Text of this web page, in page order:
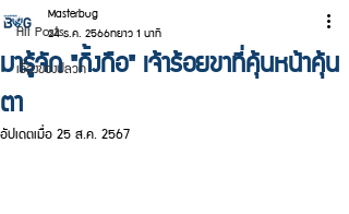
All Posts
เรื่องของปลวก
มารู้จัก "กิ้งกือ" เจ้าร้อยขาที่คุ้นหน้าคุ้น
ตา
Masterbug
24 ธ.ค. 2566 ยาว 1 นาที
อัปเดตเมื่อ25 ส.ค. 2567